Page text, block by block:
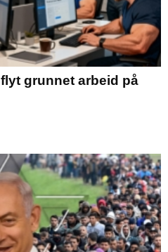
grunnet arbeid på